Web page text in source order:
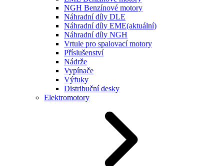
NGH Benzínové motory
Náhradní díly DLE
Náhradní díly EME(aktuální)
Náhradní díly NGH
Vrtule pro spalovací motory
Příslušenství
Nádrže
Vypínače
Výfuky
Distribuční desky
Elektromotory